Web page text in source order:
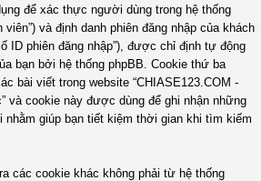
để xác thực người dùng trong hệ thống
và định danh phiên đăng nhập của khách
ID phiên đăng nhập”), được chỉ định tự động
bạn bởi hệ thống phpBB. Cookie thứ ba
bài viết trong website “CHIASE123.COM -
và cookie này được dùng để ghi nhận những
nhằm giúp bạn tiết kiệm thời gian khi tìm kiếm
các cookie khác không phải từ hệ thống